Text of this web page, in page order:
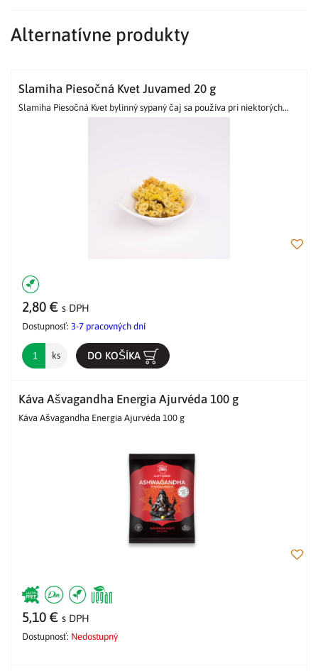
Alternatívne produkty
Slamiha Piesočná Kvet Juvamed 20 g
Slamiha Piesočná Kvet bylinný sypaný čaj sa používa pri niektorých...
2,80 € s DPH
Dostupnosť: 3-7 pracovných dní
ks DO KOŠÍKA
Káva Ašvagandha Energia Ajurvéda 100 g
Káva Ašvagandha Energia Ajurvéda 100 g
5,10 € s DPH
Dostupnosť: Nedostupný